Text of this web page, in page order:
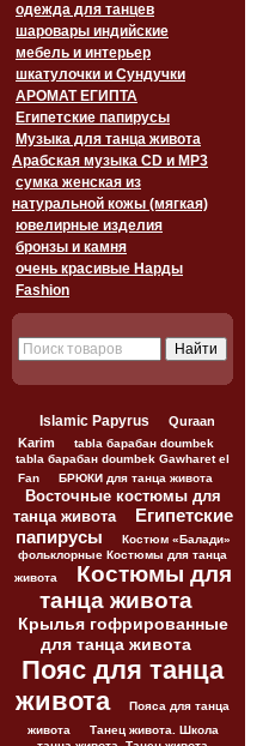
одежда для танцев
шаровары индийские
мебель и интерьер
шкатулочки и Сундучки
АРОМАТ ЕГИПТА
Египетские папирусы
Музыка для танца живота
Арабская музыка CD и MP3
сумка женская из
натуральной кожы (мягкая)
ювелирные изделия
бронзы и камня
очень красивые Нарды
Fashion
Islamic Papyrus
Quraan
Karim
tabla барабан doumbek
tabla барабан doumbek Gawharet el
Fan
БРЮКИ для танца живота
Восточные костюмы для
танца живота
Египетские
папирусы
Костюм «Балади»
фольклорные Костюмы для танца
живота
Костюмы для
танца живота
Крылья гофрированные
для танца живота
Пояс для танца
живота
Пояса для танца
живота
Танец живота. Школа